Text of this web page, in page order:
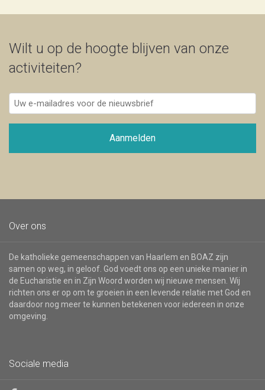
Wilt u op de hoogte blijven van onze
activiteiten?
Uw
e-
mailadres
de
Aanmelden
Over ons
De katholieke gemeenschappen van Haarlem en BOAZ zijn
samen op weg, in geloof. God voedt ons op een unieke manier in
de Eucharistie en in Zijn Woord worden wij nieuwe mensen. Wij
richten ons er op om te groeien in een levende relatie met God en
daardoor nog meer te kunnen betekenen voor iedereen in onze
omgeving.
Sociale media